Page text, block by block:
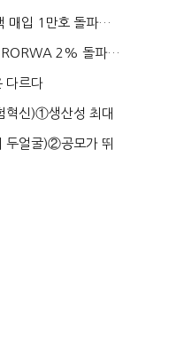
매입 1만호 돌파…
RORWA 2% 돌파…
다르다
혁신)①생산성 최대
두얼굴)②공모가 뛰